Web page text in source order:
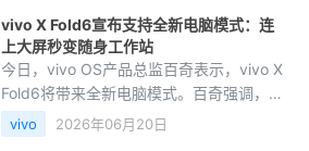
vivo X Fold6宣布支持全新电脑模式：连
上大屏秒变随身工作站
今日，vivo OS产品总监百奇表示，vivo X
Fold6将带来全新电脑模式。百奇强调，这
一模式并不是简单投屏，而是让手机在需
要的时候变成一台随身工作站。据介绍，
vivo 2026年06月20日